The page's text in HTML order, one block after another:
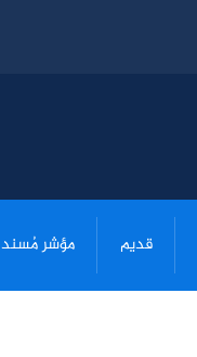
قديم مؤشر مُسند